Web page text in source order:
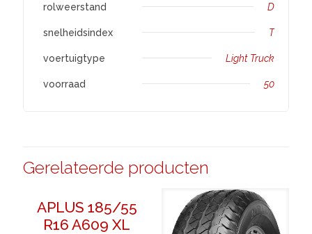
rolweerstand D
snelheidsindex T
voertuigtype Light Truck
voorraad 50
Gerelateerde producten
APLUS 185/55
R16 A609 XL